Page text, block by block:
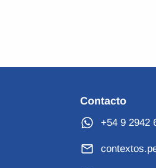
Contacto
+54 9 2942